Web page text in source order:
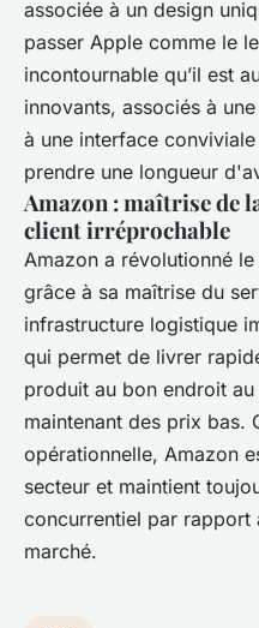
associée à un design
passer Apple comme le
incontournable qu’il est
innovants, associés à
à une interface
prendre une longueur
Amazon : maîtrise de
client irréprochable
Amazon a révolutionné
grâce à sa maîtrise du
infrastructure logistique
qui permet de livrer
produit au bon endroit
maintenant des prix bas.
opérationnelle, Amazon
secteur et maintient
concurrentiel par rapport
marché.